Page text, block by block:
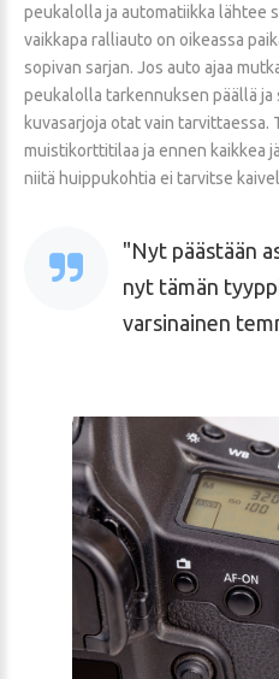
peukalolla ja automatiikka lähtee
vaikkapa ralliauto on oikeassa
sopivan sarjan. Jos auto ajaa
peukalolla tarkennuksen päällä ja
kuvasarjoja otat vain tarvittaessa.
muistikorttitilaa ja ennen kaikkea
niitä huippukohtia ei tarvitse
Nyt päästään
nyt tämän
varsinainen